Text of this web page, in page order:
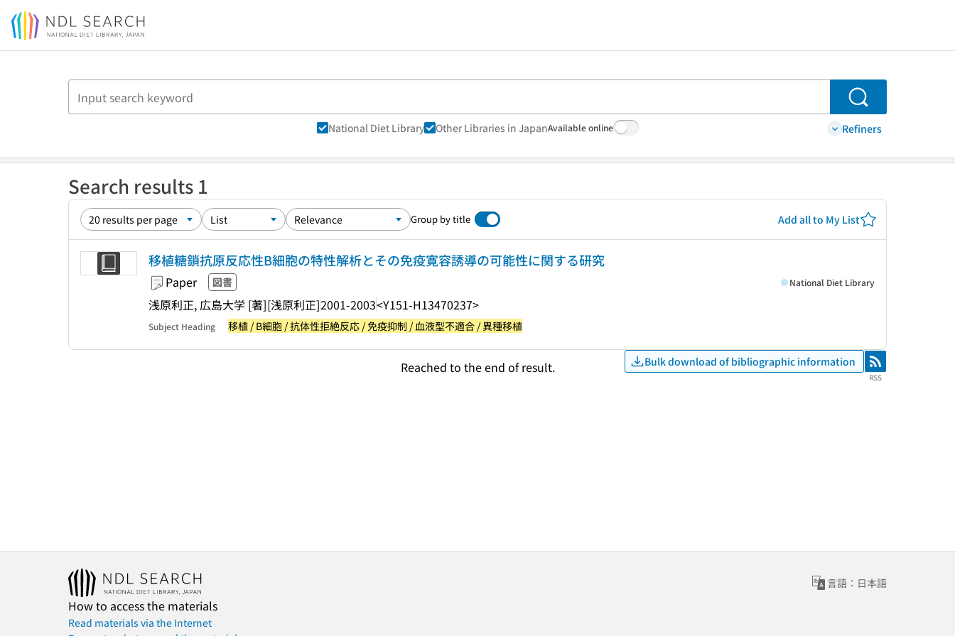
Jump to main content
Search
National Diet Library Other Libraries in JapanAvailable online Refiners
Search results 1
Group by title Add all to My List
移植糖鎖抗原反応性B細胞の特性解析とその免疫寛容誘導の可能性に関する研究
Paper 図書
浅原利正, 広島大学 [著][浅原利正]2001-2003<Y151-H13470237>
National Diet Library
Subject Heading 移植 / B細胞 / 抗体性拒絶反応 / 免疫抑制 / 血液型不適合 / 異種移植
Reached to the end of result. Bulk download of bibliographic information RSS
RSS
言語：日本語
How to access the materials
Read materials via the Internet